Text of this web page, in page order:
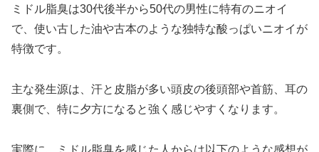
ミドル脂臭は30代後半から50代の男性に特有のニオイ
で、使い古した油や古本のような独特な酸っぱいニオイが
特徴です。
主な発生源は、汗と皮脂が多い頭皮の後頭部や首筋、耳の
裏側で、特に夕方になると強く感じやすくなります。
実際に、ミドル脂臭を感じた人からは以下のような感想が